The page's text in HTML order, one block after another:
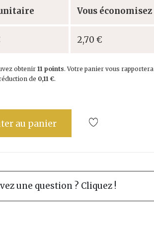
Vous économisez
2,70 €
obtenir11 points. Votre panier vous rapportera
de 0,11 €.
au panier
une question ? Cliquez !